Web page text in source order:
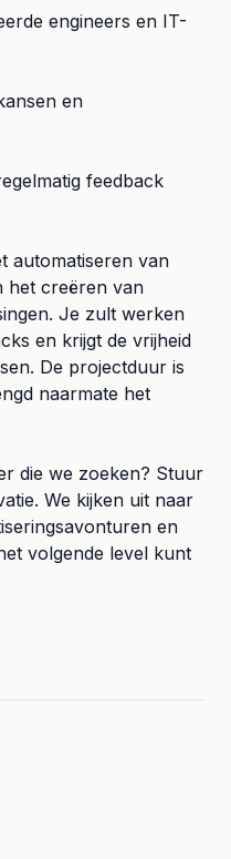
engineers en IT-
en
feedback
automatiseren van
het creëren van
Je zult werken
en krijgt de vrijheid
De projectduur is
naarmate het
die we zoeken? Stuur
We kijken uit naar
en
volgende level kunt